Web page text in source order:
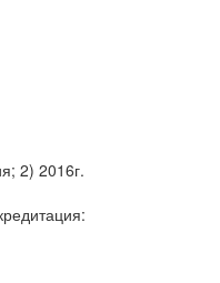
2) 2016г.